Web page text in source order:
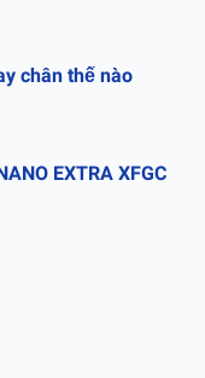
chân thế nào
EXTRA XFGC